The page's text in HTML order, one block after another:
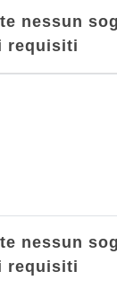
nessun
requisiti
nessun
requisiti